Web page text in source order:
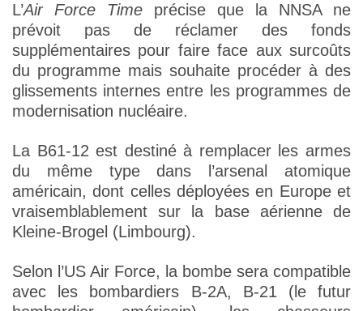
L’Air Force Time précise que la NNSA ne
prévoit pas de réclamer des fonds
supplémentaires pour faire face aux surcoûts
du programme mais souhaite procéder à des
glissements internes entre les programmes de
modernisation nucléaire.
La B61-12 est destiné à remplacer les armes
du même type dans l’arsenal atomique
américain, dont celles déployées en Europe et
vraisemblablement sur la base aérienne de
Kleine-Brogel (Limbourg).
Selon l’US Air Force, la bombe sera compatible
avec les bombardiers B-2A, B-21 (le futur